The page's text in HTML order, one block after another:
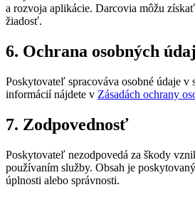
a rozvoja aplikácie. Darcovia môžu
žiadosť.
6. Ochrana osobných
Poskytovateľ spracováva osobné údaje v
informácií nájdete v Zásadách ochrany
7. Zodpovednosť
Poskytovateľ nezodpovedá za škody
používaním služby. Obsah je
úplnosti alebo správnosti.